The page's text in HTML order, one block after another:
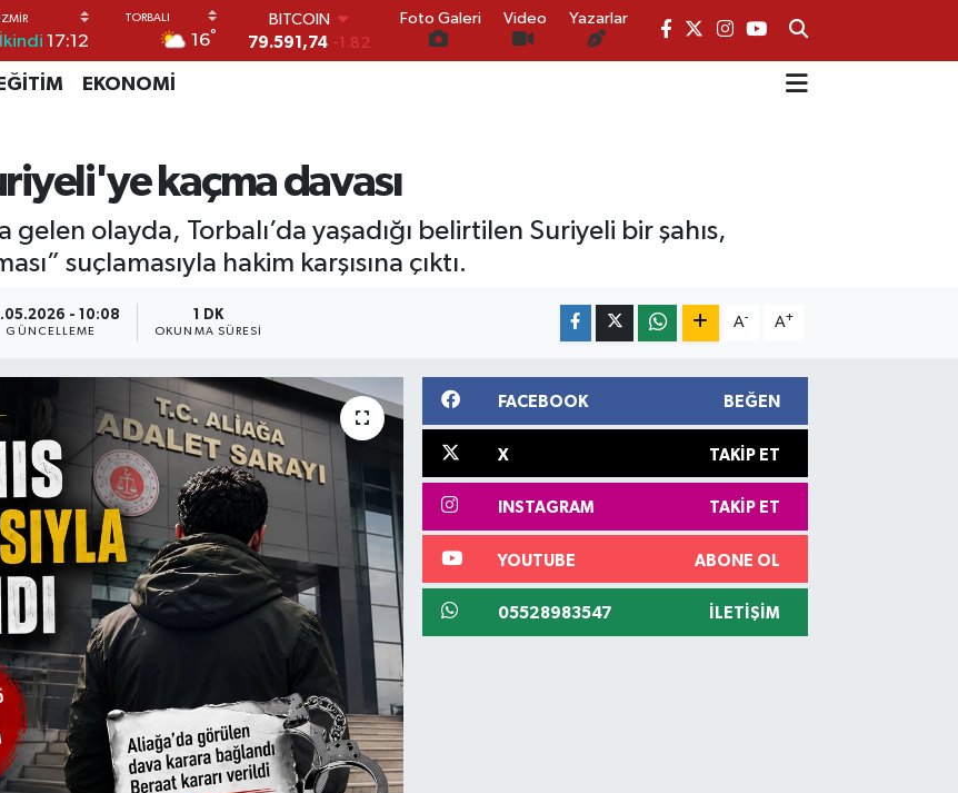
İkindi 17:12 16°
DOLAR
45,43620 0.02
G.ALTIN
6862,09000 0.19
14.598,00 0
Foto Galeri Video Yazarlar
EĞİTİM EKONOMİ
kaçma davası
olayda, Torbalı’da yaşadığı belirtilen Suriyeli bir şahıs,
suçlamasıyla hakim karşısına çıktı.
- 10:08
GÜNCELLEME
1 DK
OKUNMA SÜRESI
A- A+
FACEBOOK BEĞEN
X TAKIP ET
INSTAGRAM TAKIP ET
YOUTUBE ABONE OL
05528983547 İLETIŞIM